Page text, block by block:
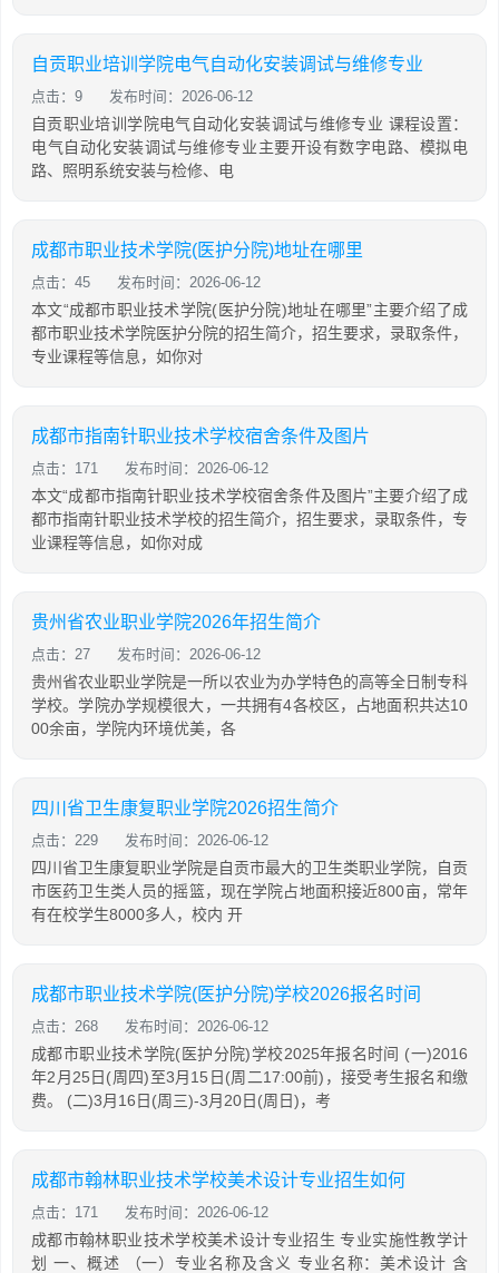
自贡职业培训学院电气自动化安装调试与维修专业
点击：9 发布时间：2026-06-12
自贡职业培训学院电气自动化安装调试与维修专业 课程设置：
电气自动化安装调试与维修专业主要开设有数字电路、模拟电
路、照明系统安装与检修、电
成都市职业技术学院(医护分院)地址在哪里
点击：45 发布时间：2026-06-12
本文“成都市职业技术学院(医护分院)地址在哪里”主要介绍了成
都市职业技术学院医护分院的招生简介，招生要求，录取条件，
专业课程等信息，如你对
成都市指南针职业技术学校宿舍条件及图片
点击：171 发布时间：2026-06-12
本文“成都市指南针职业技术学校宿舍条件及图片”主要介绍了成
都市指南针职业技术学校的招生简介，招生要求，录取条件，专
业课程等信息，如你对成
贵州省农业职业学院2026年招生简介
点击：27 发布时间：2026-06-12
贵州省农业职业学院是一所以农业为办学特色的高等全日制专科
学校。学院办学规模很大，一共拥有4各校区，占地面积共达10
00余亩，学院内环境优美，各
四川省卫生康复职业学院2026招生简介
点击：229 发布时间：2026-06-12
四川省卫生康复职业学院是自贡市最大的卫生类职业学院，自贡
市医药卫生类人员的摇篮，现在学院占地面积接近800亩，常年
有在校学生8000多人，校内 开
成都市职业技术学院(医护分院)学校2026报名时间
点击：268 发布时间：2026-06-12
成都市职业技术学院(医护分院)学校2025年报名时间 (一)2016
年2月25日(周四)至3月15日(周二17:00前)，接受考生报名和缴
费。 (二)3月16日(周三)-3月20日(周日)，考
成都市翰林职业技术学校美术设计专业招生如何
点击：171 发布时间：2026-06-12
成都市翰林职业技术学校美术设计专业招生 专业实施性教学计
划 一、概述 （一）专业名称及含义 专业名称：美术设计 含